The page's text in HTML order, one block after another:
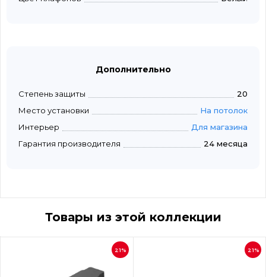
Дополнительно
Степень защиты
20
Место установки
На потолок
Интерьер
Для магазина
Гарантия производителя
24 месяца
Товары из этой коллекции
21% 21%